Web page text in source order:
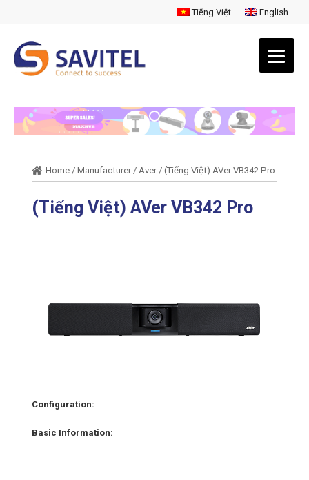
Tiếng Việt English
Home / Manufacturer/ Aver/ (Tiếng Việt) AVer VB342 Pro
(Tiếng Việt) AVer VB342 Pro
Configuration:
Basic Information: